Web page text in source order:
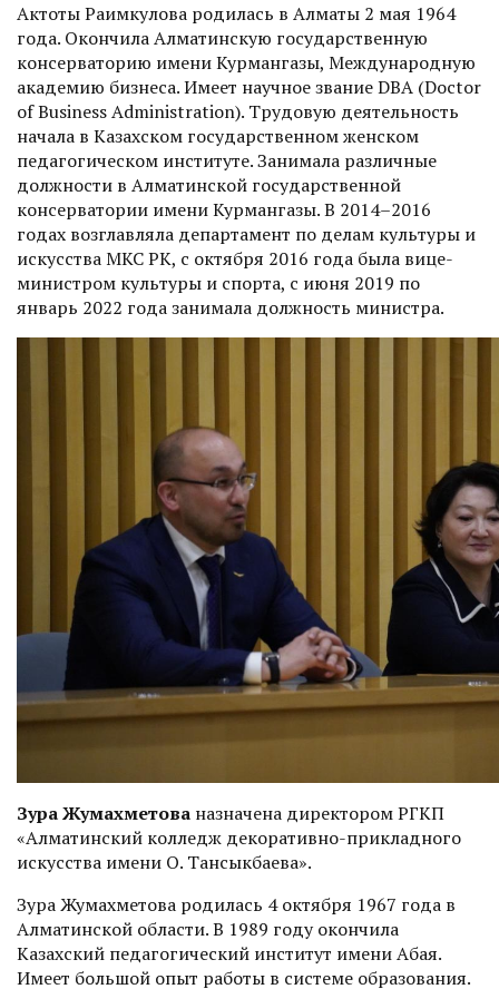
Актоты Раимкулова родилась в Алматы 2 мая 1964
года. Окончила Алматинскую государственную
консерваторию имени Курмангазы, Международную
академию бизнеса. Имеет научное звание DBA (Doctor
of Business Administration). Трудовую деятельность
начала в Казахском государственном женском
педагогическом институте. Занимала различные
должности в Алматинской государственной
консерватории имени Курмангазы. В 2014–2016
годах возглавляла департамент по делам культуры и
искусства МКС РК, с октября 2016 года была вице-
министром культуры и спорта, с июня 2019 по
январь 2022 года занимала должность министра.
Зура Жумахметова назначена директором РГКП
«Алматинский колледж декоративно-прикладного
искусства имени О. Тансыкбаева».
Зура Жумахметова родилась 4 октября 1967 года в
Алматинской области. В 1989 году окончила
Казахский педагогический институт имени Абая.
Имеет большой опыт работы в системе образования.